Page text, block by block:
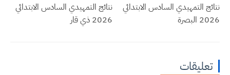
نتائج التمهيدي السادس الابتدائي
2026 البصرة
نتائج التمهيدي السادس الابتدائي
2026 ذي قار
تعليقات